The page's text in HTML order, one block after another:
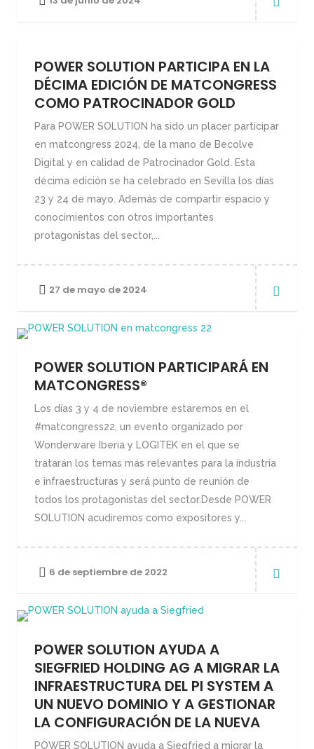
POWER SOLUTION PARTICIPA EN LA
DÉCIMA EDICIÓN DE MATCONGRESS
COMO PATROCINADOR GOLD
Para POWER SOLUTION ha sido un placer participar
en matcongress 2024, de la mano de Becolve
Digital y en calidad de Patrocinador Gold. Esta
décima edición se ha celebrado en Sevilla los días
23 y 24 de mayo. Además de compartir espacio y
conocimientos con otros importantes
protagonistas del sector,...
27 de mayo de 2024
POWER SOLUTION PARTICIPARÁ EN
MATCONGRESS®
Los días 3 y 4 de noviembre estaremos en el
#matcongress22, un evento organizado por
Wonderware Iberia y LOGITEK en el que se
tratarán los temas más relevantes para la industria
e infraestructuras y será punto de reunión de
todos los protagonistas del sector.Desde POWER
SOLUTION acudiremos como expositores y...
6 de septiembre de 2022
POWER SOLUTION AYUDA A
SIEGFRIED HOLDING AG A MIGRAR LA
INFRAESTRUCTURA DEL PI SYSTEM A
UN NUEVO DOMINIO Y A GESTIONAR
LA CONFIGURACIÓN DE LA NUEVA
POWER SOLUTION ayuda a Siegfried a migrar la